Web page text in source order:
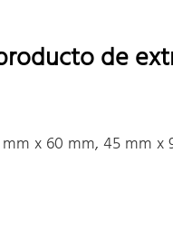
de
x 60 mm, 45 mm x